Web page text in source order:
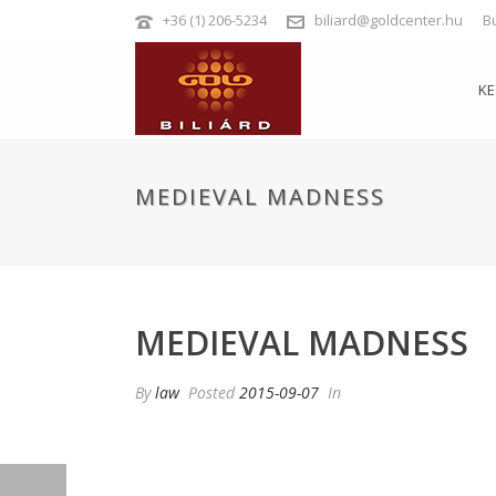
+36 (1) 206-5234 biliard@goldcenter.hu
MEDIEVAL MADNESS
MEDIEVAL MADNESS
Bylaw Posted 2015-09-07 In